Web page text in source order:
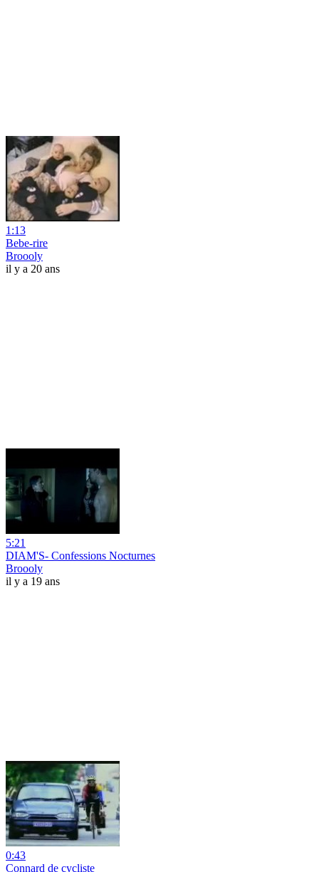
1:13
Bebe-rire
Broooly
il y a 20 ans
5:21
DIAM'S- Confessions Nocturnes
Broooly
il y a 19 ans
0:43
Connard de cycliste